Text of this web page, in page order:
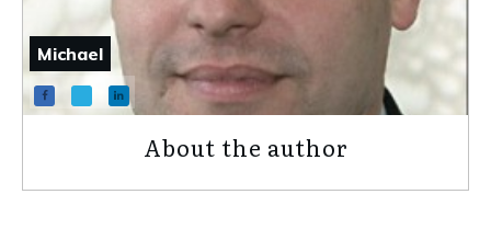
Michael
About the author